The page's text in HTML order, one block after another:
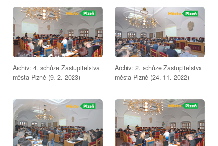
Archiv: 4. schůze Zastupitelstva
města Plzně (9. 2. 2023)
Archiv: 2. schůze Zastupitelstva
města Plzně (24. 11. 2022)